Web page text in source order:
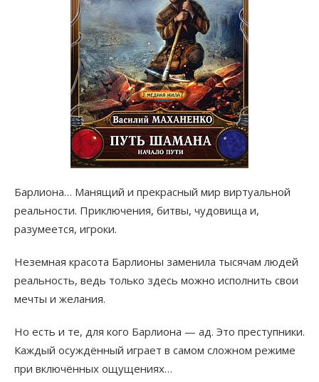
Барлиона… Манящий и прекрасный мир виртуальной
реальности. Приключения, битвы, чудовища и,
разумеется, игроки.
Неземная красота Барлионы заменила тысячам людей
реальность, ведь только здесь можно исполнить свои
мечты и желания.
Но есть и те, для кого Барлиона — ад. Это преступники.
Каждый осуждённый играет в самом сложном режиме
при включённых ощущениях…